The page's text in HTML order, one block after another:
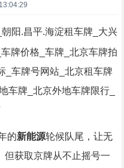
阳.昌平.海淀租车牌_大兴
牌价格_车牌_北京车牌拍
_车牌号网站_北京租车牌
车牌_北京外地车牌限行_
的新能源轮候队尾，让无
但获取京牌从不止摇号一